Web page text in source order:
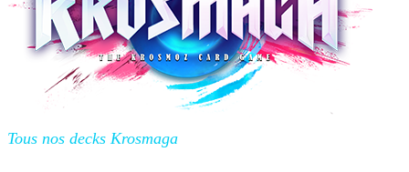
Tous nos decks Krosmaga